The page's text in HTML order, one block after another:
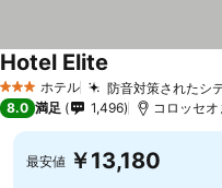
3 ホテルのランク
ホテル 防音対策されたシ
Hotel Elite
8.0 満足 1,496 コロッセ
最安値 ￥13,180